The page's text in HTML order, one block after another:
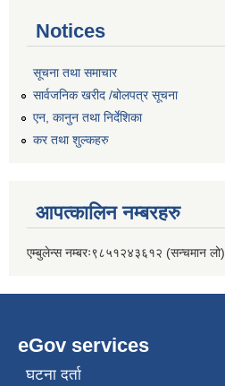
Notices
सूचना तथा समाचार
सार्वजनिक खरीद /बोलपत्र सूचना
एन, कानुन तथा निर्देशिका
कर तथा शुल्कहरु
आपत्कालिन नम्बरहरु
एम्बुलेन्स नम्बरः९८५१२४३६१२ (सन्चमान लो)
eGov services
घटना दर्ता